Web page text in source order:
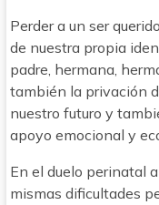
Perder a un ser
de nuestra propia
padre, hermana,
también la privación
nuestro futuro y
apoyo emocional y
En el duelo perinatal
mismas dificultades